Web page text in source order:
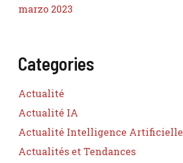
marzo 2023
Categories
Actualité
Actualité IA
Actualité Intelligence Artificielle
Actualités et Tendances